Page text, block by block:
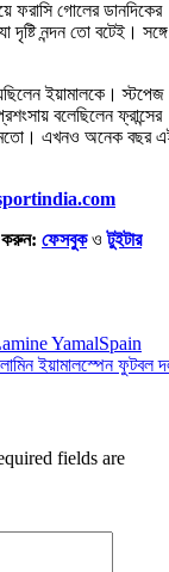
ফরাসি গোলের ডানদিকের
নন্দন তো বটেই। সঙ্গে
ইয়ামালকে। স্টপেজ
বলেছিলেন ফ্রান্সের
মতো। এখনও অনেক বছর
করুন: ফেসবুকওটুইটার
YamalSpain
লামিন ইয়ামালস্পেন ফুটবল
fields are